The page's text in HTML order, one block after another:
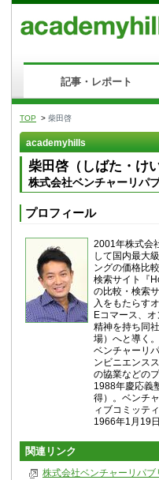
記事・レポート
TOP > 柴田啓
academyhills
柴田啓（しばた・けい
株式会社ベンチャーリパ
プロフィール
2001年株式会
して国内最大
ングの価格比
検索サイト『
の比較・検索
入をもたらす
Eコマース、
精神を持ち同
場）へと導く。
ベンチャーリ
ンビニエンス
の協業などの
1988年慶応義
得）。ベンチ
ィブコミッテ
1966年1月19
関連リンク
株式会社ベンチャーリパブ